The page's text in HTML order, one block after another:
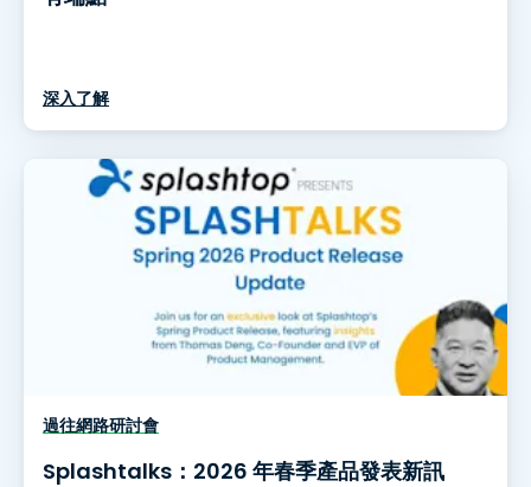
深入了解
過往網路研討會
Splashtalks：2026 年春季產品發表新訊